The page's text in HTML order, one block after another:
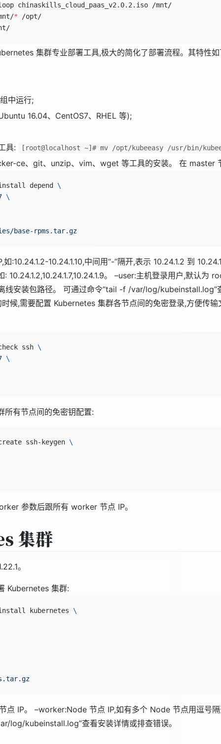
chinaskills_cloud_paas_v2.0.2.iso /mnt/
* /opt/
集群专业部署工具,极大的简化了部署流程。其特性如
中运行;
16.04、CentOS7、RHEL 等);
具: [root@localhost ~]# mv /opt/kubeeasy /usr/bin/
ce、git、unzip、vim、wget 等工具的安装。 在 master
depend \
\
base-rpms.tar.gz
:10.24.1.2-10.24.1.10,中间用“-”隔开,表示 10.24.1.2 到
: 10.24.1.2,10.24.1.7,10.24.1.9。 –user:主机登录用户,默认为
线安装包路径。 可通过命令“tail -f /var/log/kubeinstall.log”
候,需要配置 Kubernetes 集群各节点间的免密登录,方便传
ssh \
\
所有节点间的免密钥配置:
ssh-keygen \
参数后跟所有 worker 节点 IP。
集群
。
Kubernetes 集群:
kubernetes \
点 IP。 –worker:Node 节点 IP,如有多个 Node 节点用逗号
log/kubeinstall.log”查看安装详情或排查错误。